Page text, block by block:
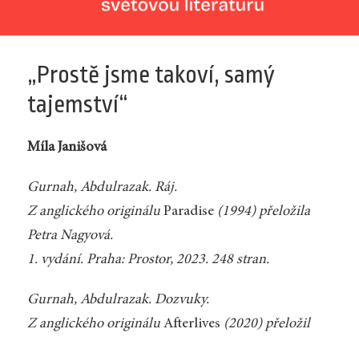
„Prostě jsme takoví, samý
tajemství“
Míla Janišová
Gurnah, Abdulrazak. Ráj.
Z anglického originálu Paradise(1994) přeložila
Petra Nagyová.
1. vydání. Praha: Prostor, 2023. 248 stran.
Gurnah, Abdulrazak. Dozvuky.
Z anglického originálu Afterlives (2020) přeložil